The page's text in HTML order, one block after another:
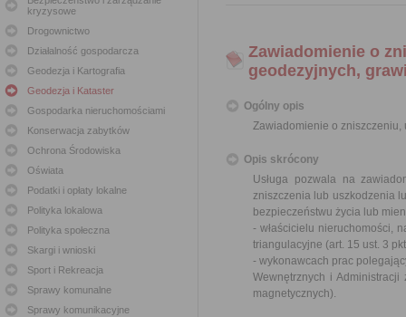
kryzysowe
Drogownictwo
Działalność gospodarcza
Geodezja i Kartografia
Geodezja i Kataster
Gospodarka nieruchomościami
Konserwacja zabytków
Ochrona Środowiska
Oświata
Podatki i opłaty lokalne
Polityka lokalowa
Polityka społeczna
Skargi i wnioski
Sport i Rekreacja
Sprawy komunalne
Sprawy komunikacyjne
Zawiadomienie o
geodezyjnych,
Ogólny opis
Zawiadomienie o zniszczeniu,
Opis skrócony
Usługa pozwala na
zniszczenia lub uszkodzenia
bezpieczeństwu życia lub
- właścicielu nieruchomości,
triangulacyjne (art. 15 ust. 3
- wykonawcach prac
Wewnętrznych i
magnetycznych).